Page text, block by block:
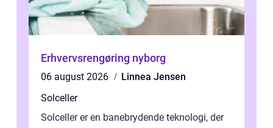
Erhvervsrengøring nyborg
06 august 2026
Linnea Jensen
Solceller
Solceller er en banebrydende teknologi, der